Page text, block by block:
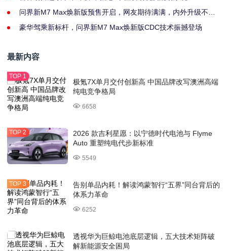
问界新M7 Max焕新版预售开启，网友期待满满，内外升级不止
豪华驾乘新标杆，问界新M7 Max焕新版CDC技术振撼登场
最新内容
极氪7X单月交付创新高 中国品牌改写澳洲高端
纯电竞争格局
6658
2026 款吉利星愿：以宁德时代电池与 Flyme
Auto 重塑纯电代步新标准
5549
告别单品内耗！解读鸿蒙智行“五界”同台背后的
体系力革命
6252
透视华为巨鲸电池底层逻辑，五大技术矩阵破
解新能源安全困局